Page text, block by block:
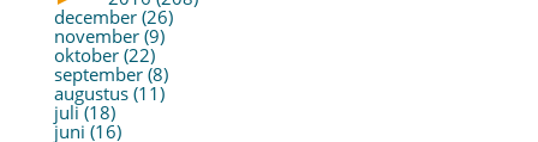
december (26)
november (9)
oktober (22)
september (8)
augustus (11)
juli (18)
juni (16)